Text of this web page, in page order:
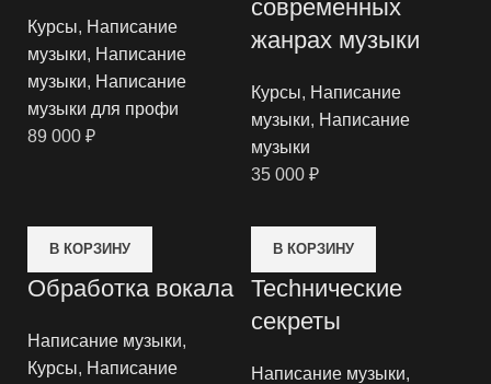
Курсы, Написание
музыки, Написание
музыки, Написание
музыки для профи
89 000 ₽
современных
жанрах музыки
Курсы, Написание
музыки, Написание
музыки
35 000 ₽
В КОРЗИНУ
Обработка вокала
Написание музыки,
Курсы, Написание
В КОРЗИНУ
Techнические
секреты
Написание музыки,